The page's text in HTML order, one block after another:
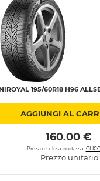
195/60R18 H96
AGGIUNGI AL
160.00 €
Prezzo esclusa ecotassa.
Prezzo unitario: